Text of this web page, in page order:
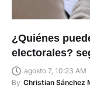
¿Quiénes
electorales?
agosto 7, 10:23 AM
By Christian Sánchez